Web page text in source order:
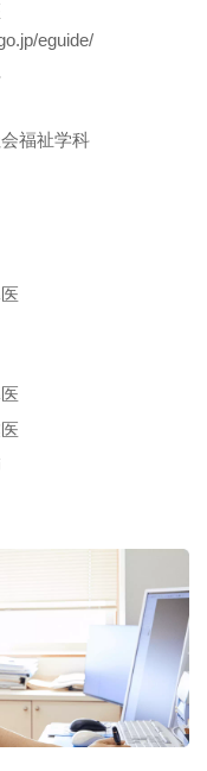
eguide/
会福祉学科